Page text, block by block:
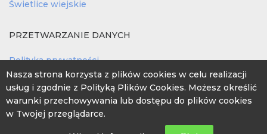
Świetlice wiejskie
PRZETWARZANIE DANYCH
Polityka prywatności
Obowiązek informacyjny
Nasza strona korzysta z plików cookies w celu realizacji
usług i zgodnie z Polityką Plików Cookies. Możesz określić
warunki przechowywania lub dostępu do plików cookies
w Twojej przeglądarce.